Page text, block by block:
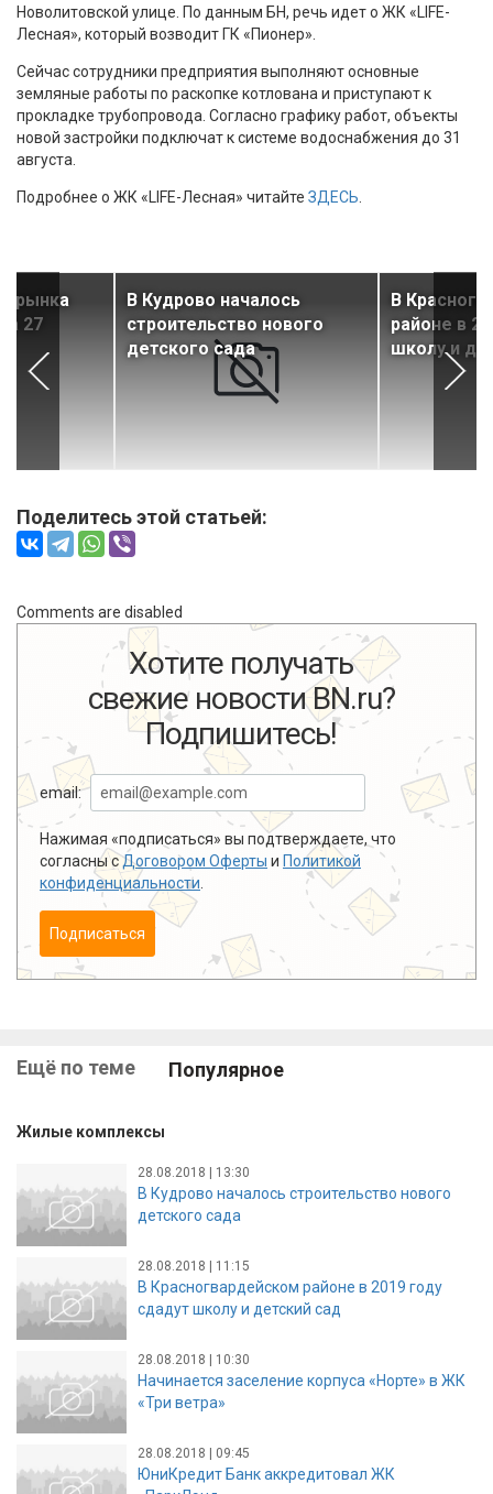
Новолитовской улице. По данным БН, речь идет о ЖК «LIFE-
Лесная», который возводит ГК «Пионер».
Сейчас сотрудники предприятия выполняют основные
земляные работы по раскопке котлована и приступают к
прокладке трубопровода. Согласно графику работ, объекты
новой застройки подключат к системе водоснабжения до 31
августа.
Подробнее о ЖК «LIFE-Лесная» читайте ЗДЕСЬ
рынка
27
В Кудрово началось
строительство нового
детского сада
В
районе в
школу и
Поделитесь этой статьей:
Comments are disabled
Хотите получать
свежие новости BN.ru?
Подпишитесь!
email:
Нажимая «подписаться» вы подтверждаете, что
согласны сДоговором Оферты и Политикой
конфиденциальности
Подписаться
Ещё по теме Популярное
Жилые комплексы
28.08.2018 | 13:30
В Кудрово началось строительство нового
детского сада
28.08.2018 | 11:15
В Красногвардейском районе в 2019 году
сдадут школу и детский сад
28.08.2018 | 10:30
Начинается заселение корпуса «Норте» в ЖК
«Три ветра»
28.08.2018 | 09:45
ЮниКредит Банк аккредитовал ЖК